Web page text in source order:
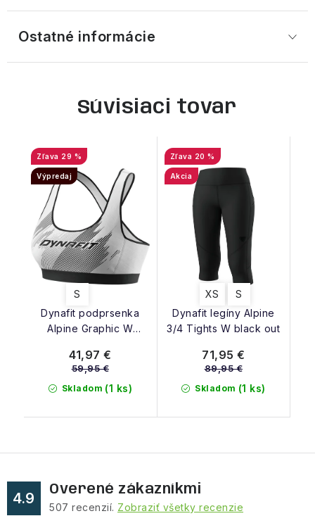
Ostatné informácie
Súvisiaci tovar
Dynafit podprsenka
Alpine Graphic W
29 %
Výpredaj
S
Skladom (1 ks)
41,97 €
59,95 €
Dynafit legíny Alpine
3/4 Tights W black out
20 %
Akcia
XS S
Skladom (1 ks)
71,95 €
89,95 €
4.9
Overené zákazníkmi
507 recenzií. Zobraziť všetky recenzie